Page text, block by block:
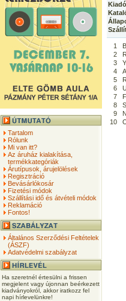
Tartalom
Rólunk
Mi van itt?
Az áruház kialakítása,
termékkategóriák
Árutípusok, árujelölések
Regisztráció
Bevásárlókosár
Fizetési módok
Szállítási idő és átvételi módok
Reklamáció
Fontos!
Általános Szerződési Feltételek
(ÁSZF)
Adatvédelmi szabályzat
Ha szeretnél értesülni a frissen
megjelent vagy újonnan beérkezett
kiadványokról, akkor iratkozz fel
napi hírlevelünkre!
1
2
3
4
5
6
7
8
9
10